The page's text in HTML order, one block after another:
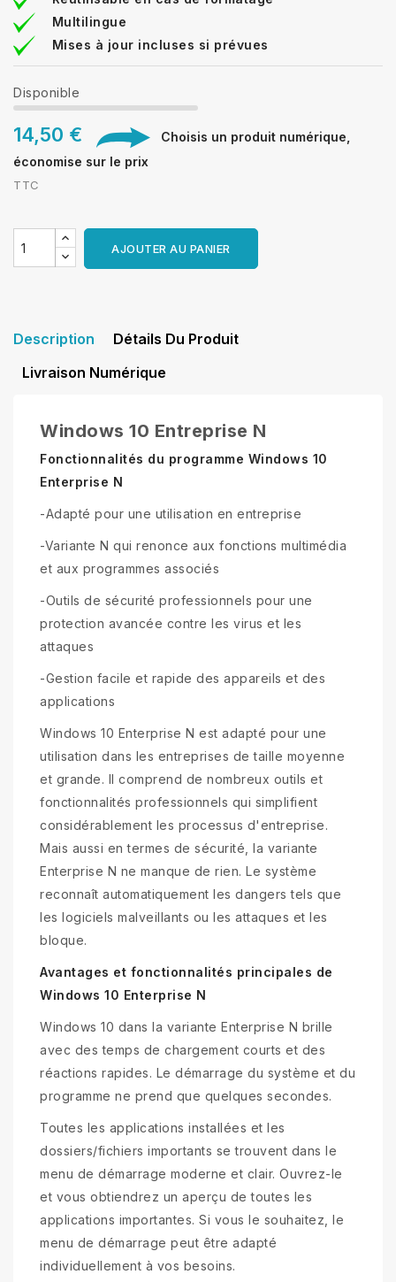
Multilingue
Mises à jour incluses si prévues
Disponible
14,50 €
Choisis un produit numérique,
économise sur le prix
TTC
AJOUTER AU PANIER
Description
Détails Du Produit
Livraison Numérique
Windows 10 Entreprise N
Fonctionnalités du programme Windows 10
Enterprise N
-Adapté pour une utilisation en entreprise
-Variante N qui renonce aux fonctions multimédia
et aux programmes associés
-Outils de sécurité professionnels pour une
protection avancée contre les virus et les
attaques
-Gestion facile et rapide des appareils et des
applications
Windows 10 Enterprise N est adapté pour une
utilisation dans les entreprises de taille moyenne
et grande. Il comprend de nombreux outils et
fonctionnalités professionnels qui simplifient
considérablement les processus d'entreprise.
Mais aussi en termes de sécurité, la variante
Enterprise N ne manque de rien. Le système
reconnaît automatiquement les dangers tels que
les logiciels malveillants ou les attaques et les
bloque.
Avantages et fonctionnalités principales de
Windows 10 Enterprise N
Windows 10 dans la variante Enterprise N brille
avec des temps de chargement courts et des
réactions rapides. Le démarrage du système et du
programme ne prend que quelques secondes.
Toutes les applications installées et les
dossiers/fichiers importants se trouvent dans le
menu de démarrage moderne et clair. Ouvrez-le
et vous obtiendrez un aperçu de toutes les
applications importantes. Si vous le souhaitez, le
menu de démarrage peut être adapté
individuellement à vos besoins.